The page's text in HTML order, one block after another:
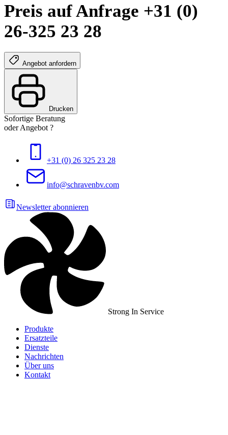
Preis auf Anfrage +31 (0)
26-325 23 28
Angebot anfordern
Drucken
Sofortige Beratung
oder Angebot ?
+31 (0) 26 325 23 28
info@schravenbv.com
Newsletter abonnieren
Strong In Service
Produkte
Ersatzteile
Dienste
Nachrichten
Über uns
Kontakt